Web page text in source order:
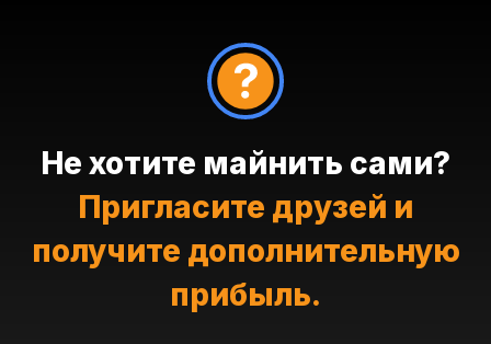
Не хотите майнить сами?
Пригласите друзей и
получите дополнительную
прибыль.